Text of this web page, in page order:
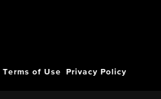
Terms of Use Privacy Policy